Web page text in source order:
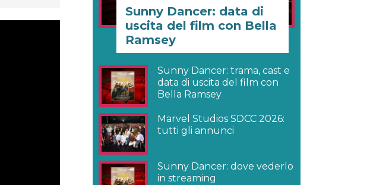
Sunny Dancer: data di
uscita del film con Bella
Ramsey
Sunny Dancer: trama, cast e
data di uscita del film con
Bella Ramsey
Marvel Studios SDCC 2026:
tutti gli annunci
Sunny Dancer: dove vederlo
in streaming